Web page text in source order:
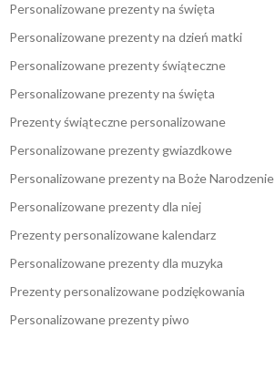
Personalizowane prezenty na święta
Personalizowane prezenty na dzień matki
Personalizowane prezenty świąteczne
Personalizowane prezenty na święta
Prezenty świąteczne personalizowane
Personalizowane prezenty gwiazdkowe
Personalizowane prezenty na Boże Narodzenie
Personalizowane prezenty dla niej
Prezenty personalizowane kalendarz
Personalizowane prezenty dla muzyka
Prezenty personalizowane podziękowania
Personalizowane prezenty piwo